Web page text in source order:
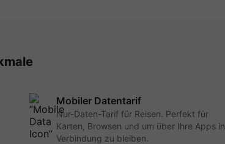
Mobiler Datentarif
Nur-Daten-Tarif für Reisen. Perfekt für
Karten, Browsen und um über Ihre Apps in
Verbindung zu bleiben.